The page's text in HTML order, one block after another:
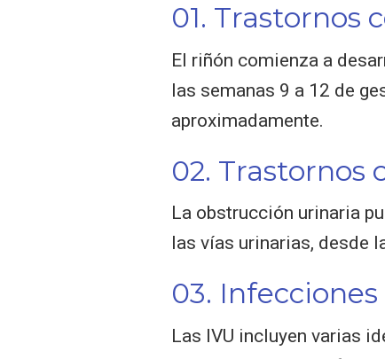
01. Trastornos
El riñón comienza a
las semanas 9 a 12 de
aproximadamente.
02. Trastornos
La obstrucción urinaria
las vías urinarias, desde
03.
Las IVU incluyen varias